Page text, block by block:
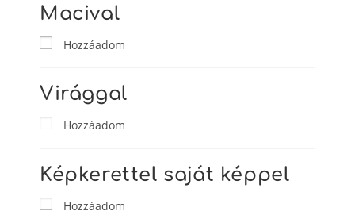
Macival
Hozzáadom
Virággal
Hozzáadom
Képkerettel saját képpel
Hozzáadom